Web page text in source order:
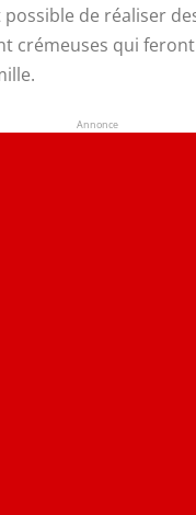
de réaliser
crémeuses qui
Annonce